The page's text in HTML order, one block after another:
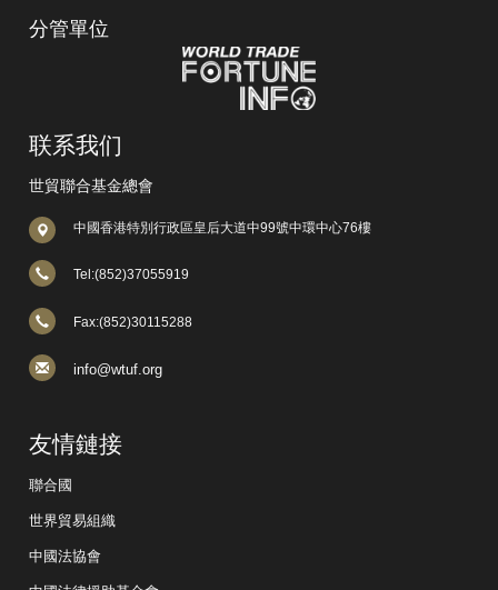
分管單位
联系我们
世貿聯合基金總會
中國香港特別行政區皇后大道中99號中環中心76樓
Tel:(852)37055919
Fax:(852)30115288
info@wtuf.org
友情鏈接
聯合國
世界貿易組織
中國法協會